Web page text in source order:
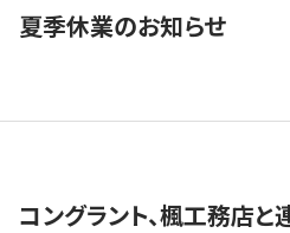
夏季休業のお知らせ
コングラント、楓工務店